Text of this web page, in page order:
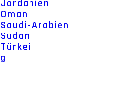
Jordanien
Oman
Saudi-Arabien
Sudan
Türkei